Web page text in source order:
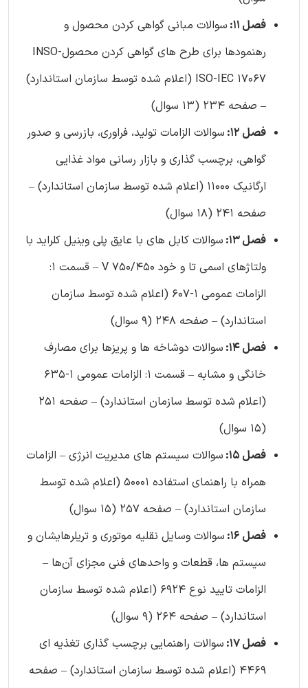
فصل 11:
سوالات مبانی گواهی کردن محصول و
رهنمودها برای طرح های گواهی کردن محصولINSO-
ISO-IEC 17067 (اعلام شده توسط سازمان استاندارد)
– صفحه 234 (13 سوال)
فصل 12:
سوالات الزامات تولید، فراوری، بازرسی و صدور
گواهی، برچسب گذاری و بازار رسانی مواد غذایی
ارگانیک 11000 (اعلام شده توسط سازمان استاندارد) –
صفحه 241 (18 سوال)
فصل 13:
سوالات کابل ‌‌های با عایق پلی ‌‌وینیل ‌کلراید با
ولتاژهای اسمی تا و خود V 750/450 – قسمت 1:
الزامات عمومی 1-607 (اعلام شده توسط سازمان
استاندارد) – صفحه 248 (9 سوال)
فصل 14:
سوالات دوشاخه ‌ها و پریز‌ها برای مصارف
خانگی و مشابه – قسمت 1: الزامات عمومی 1-635
(اعلام شده توسط سازمان استاندارد) – صفحه 251
(15 سوال)
فصل 15:
سوالات سیستم های مدیریت انرژی – الزامات
همراه با راهنمای استفاده 50001 (اعلام شده توسط
سازمان استاندارد) – صفحه 257 (15 سوال)
فصل 16:
سوالات وسایل نقلیه موتوری و تریلرهایشان و
سيستم ‌ها، قطعات و واحدهای فنی مجزای آن‌ها –
الزامات تایید نوع 6924 (اعلام شده توسط سازمان
استاندارد) – صفحه 264 (9 سوال)
فصل 17:
سوالات راهنمایی برچسب گذاری تغذیه‌ ای
4469 (اعلام شده توسط سازمان استاندارد) – صفحه